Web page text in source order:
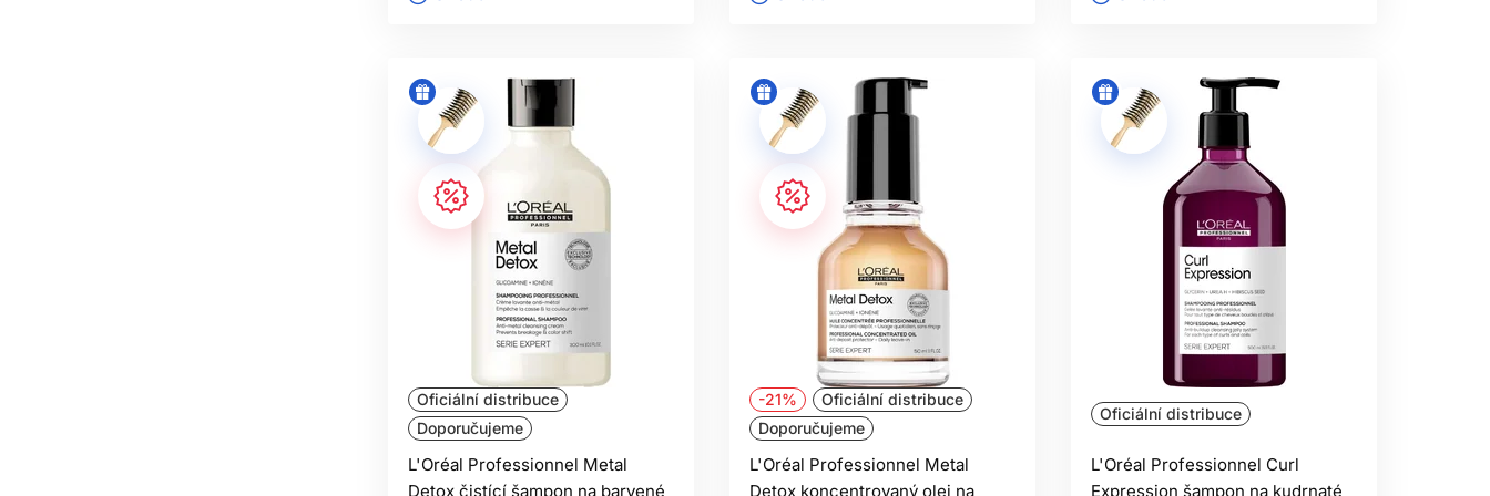
Oficiální distribuce
Doporučujeme
L'Oréal Professionnel Metal
Detox čistící šampon na barvené
-21%
Oficiální distribuce
Doporučujeme
L'Oréal Professionnel Metal
Detox koncentrovaný olej na
Oficiální distribuce
L'Oréal Professionnel Curl
Expression šampon na kudrnaté